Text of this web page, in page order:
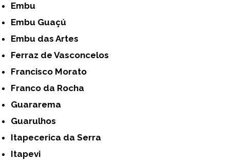
Embu
Embu Guaçú
Embu das Artes
Ferraz de Vasconcelos
Francisco Morato
Franco da Rocha
Guararema
Guarulhos
Itapecerica da Serra
Itapevi